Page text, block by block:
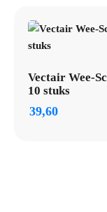
Vectair Wee-
10 stuks
39,60